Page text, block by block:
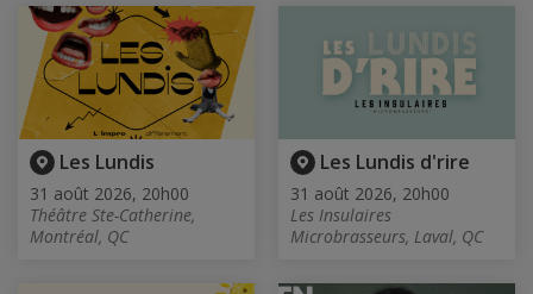
Les Lundis
31 août 2026, 20h00
Théâtre Ste-Catherine,
Montréal, QC
Les Lundis d'rire
31 août 2026, 20h00
Les Insulaires
Microbrasseurs, Laval, QC